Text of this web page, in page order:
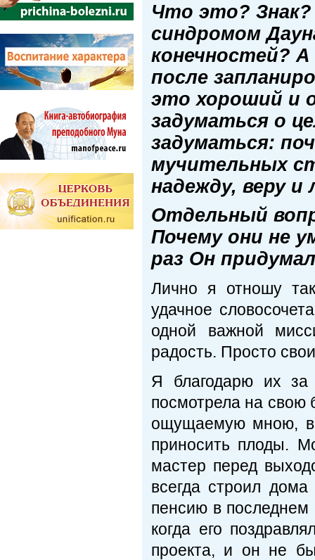
Что это?
синдромом
конечностей?
после
это хороший и
задуматься о
задуматься:
мучительных
надежду, веру и
Отдельный
Почему они не
раз Он
Лично я отношу
удачное
одной важной
радость. Просто
Я благодарю их за
посмотрела на свою
ощущаемую мною,
приносить плоды.
мастер перед
всегда строил
пенсию в последнем
когда его
проекта, и он не